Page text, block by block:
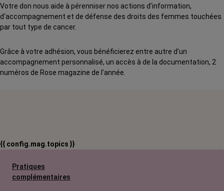
Votre don nous aide à pérenniser nos actions d'information,
d'accompagnement et de défense des droits des femmes touchées
par tout type de cancer.
Grâce à votre adhésion, vous bénéficierez entre autre d’un
accompagnement personnalisé, un accès à de la documentation, 2
numéros de Rose magazine de l’année.
{{ config.mag.topics }}
Pratiques
complémentaires